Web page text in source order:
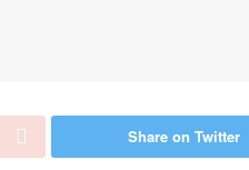
Share on Twitter